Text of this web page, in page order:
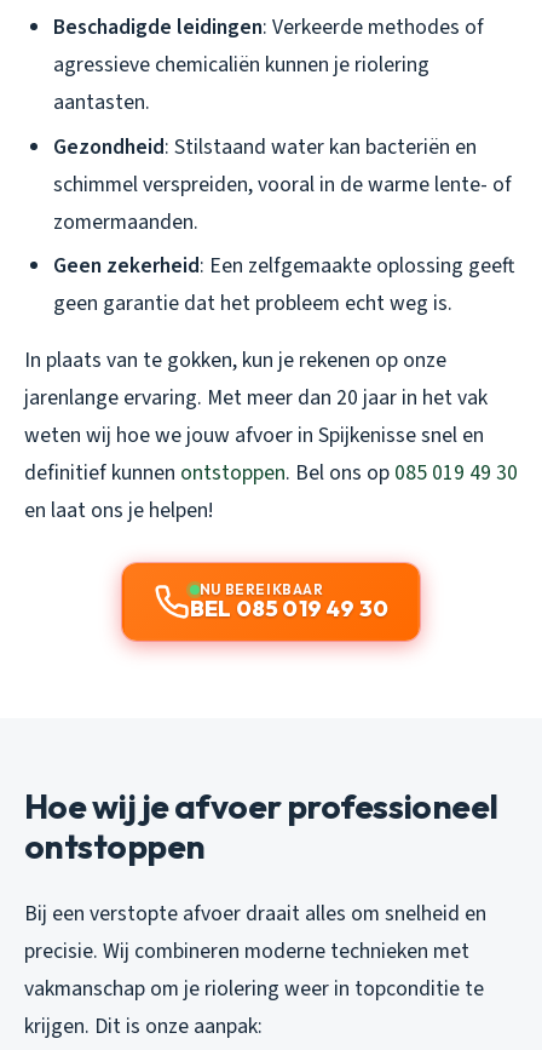
Beschadigde leidingen: Verkeerde methodes of
agressieve chemicaliën kunnen je riolering
aantasten.
Gezondheid: Stilstaand water kan bacteriën en
schimmel verspreiden, vooral in de warme lente- of
zomermaanden.
Geen zekerheid: Een zelfgemaakte oplossing geeft
geen garantie dat het probleem echt weg is.
In plaats van te gokken, kun je rekenen op onze
jarenlange ervaring. Met meer dan 20 jaar in het vak
weten wij hoe we jouw afvoer in Spijkenisse snel en
definitief kunnen ontstoppen. Bel ons op 085 019 49 30
en laat ons je helpen!
NU BEREIKBAAR
BEL 085 019 49 30
Hoe wij je afvoer professioneel
ontstoppen
Bij een verstopte afvoer draait alles om snelheid en
precisie. Wij combineren moderne technieken met
vakmanschap om je riolering weer in topconditie te
krijgen. Dit is onze aanpak: